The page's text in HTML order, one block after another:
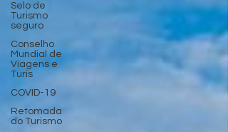
Selo de
Turismo
seguro
Conselho
Mundial de
Viagens e
Turis
COVID-19
Retomada
do Turismo